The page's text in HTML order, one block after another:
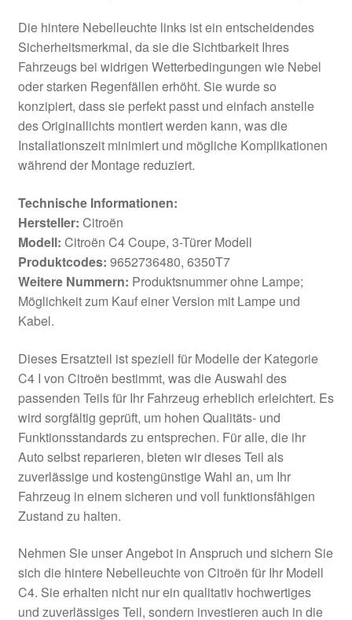
Die hintere Nebelleuchte links ist ein entscheidendes
Sicherheitsmerkmal, da sie die Sichtbarkeit Ihres
Fahrzeugs bei widrigen Wetterbedingungen wie Nebel
oder starken Regenfällen erhöht. Sie wurde so
konzipiert, dass sie perfekt passt und einfach anstelle
des Originallichts montiert werden kann, was die
Installationszeit minimiert und mögliche Komplikationen
während der Montage reduziert.
Technische Informationen:
Hersteller: Citroën
Modell: Citroën C4 Coupe, 3-Türer Modell
Produktcodes: 9652736480, 6350T7
Weitere Nummern: Produktsnummer ohne Lampe;
Möglichkeit zum Kauf einer Version mit Lampe und
Kabel.
Dieses Ersatzteil ist speziell für Modelle der Kategorie
C4 I von Citroën bestimmt, was die Auswahl des
passenden Teils für Ihr Fahrzeug erheblich erleichtert. Es
wird sorgfältig geprüft, um hohen Qualitäts- und
Funktionsstandards zu entsprechen. Für alle, die ihr
Auto selbst reparieren, bieten wir dieses Teil als
zuverlässige und kostengünstige Wahl an, um Ihr
Fahrzeug in einem sicheren und voll funktionsfähigen
Zustand zu halten.
Nehmen Sie unser Angebot in Anspruch und sichern Sie
sich die hintere Nebelleuchte von Citroën für Ihr Modell
C4. Sie erhalten nicht nur ein qualitativ hochwertiges
und zuverlässiges Teil, sondern investieren auch in die